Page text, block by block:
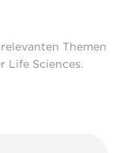
Themen
Life Sciences.